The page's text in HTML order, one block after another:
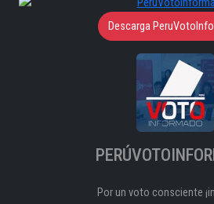
Descarga
Por un voto consciente